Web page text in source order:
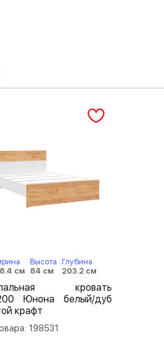
см
Высота
84 см
Глубина
203.2 см
кровать
Юнона белый/дуб
крафт
198531